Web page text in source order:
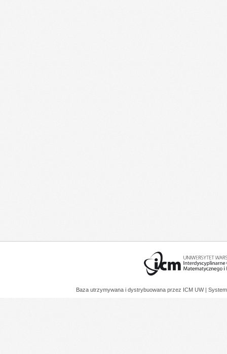
Baza utrzymywana i dystrybuowana przez ICM UW |